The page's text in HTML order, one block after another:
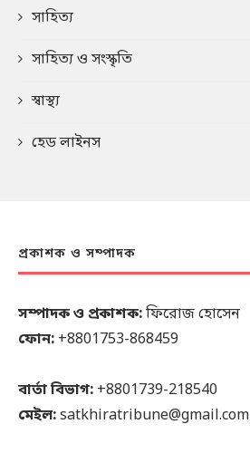
সাহিত্য
সাহিত্য ও সংস্কৃতি
স্বাস্থ্য
হেড লাইনস
প্রকাশক ও সম্পাদক
সম্পাদক ও প্রকাশক:ফিরোজ হোসেন
ফোন: +8801753-868459
বার্তা বিভাগ: +8801739-218540
মেইল:satkhiratribune@gmail.com